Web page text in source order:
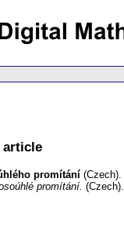
promítání (Czech).
promítání. (Czech).